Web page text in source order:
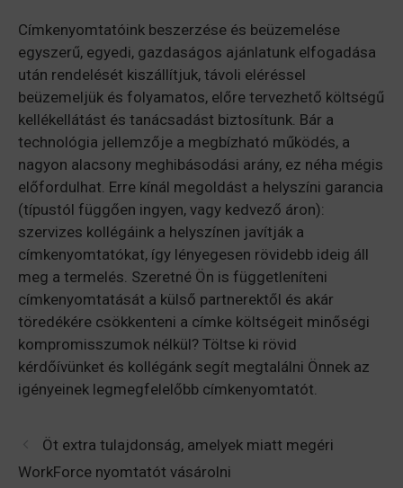
Címkenyomtatóink beszerzése és beüzemelése
egyszerű, egyedi, gazdaságos ajánlatunk elfogadása
után rendelését kiszállítjuk, távoli eléréssel
beüzemeljük és folyamatos, előre tervezhető költségű
kellékellátást és tanácsadást biztosítunk. Bár a
technológia jellemzője a megbízható működés, a
nagyon alacsony meghibásodási arány, ez néha mégis
előfordulhat. Erre kínál megoldást a helyszíni garancia
(típustól függően ingyen, vagy kedvező áron):
szervizes kollégáink a helyszínen javítják a
címkenyomtatókat, így lényegesen rövidebb ideig áll
meg a termelés. Szeretné Ön is függetleníteni
címkenyomtatását a külső partnerektől és akár
töredékére csökkenteni a címke költségeit minőségi
kompromisszumok nélkül? Töltse ki rövid
kérdőívünket és kollégánk segít megtalálni Önnek az
igényeinek legmegfelelőbb címkenyomtatót.
Öt extra tulajdonság, amelyek miatt megéri
WorkForce nyomtatót vásárolni